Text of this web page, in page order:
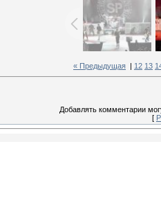
« Предыдущая 12 13
Добавлять комментарии
[